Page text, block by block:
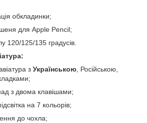
обкладинки;
для Apple Pencil;
120/125/135 градусів.
з Українською, Російською,
з двома клавішами;
на 7 кольорів;
до чохла;